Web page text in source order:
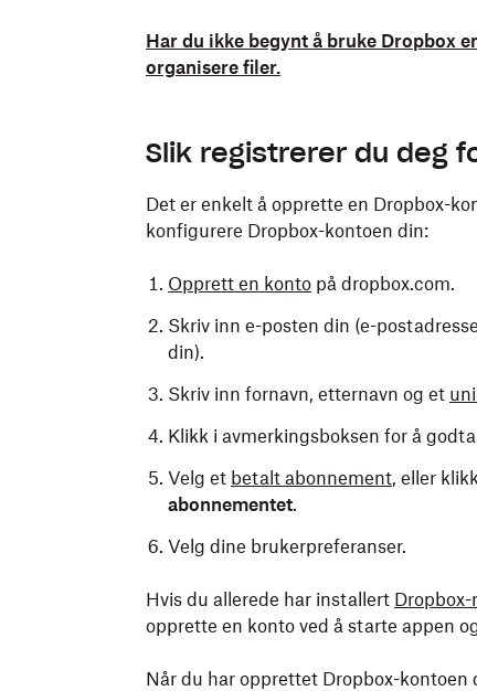
Har du ikke begynt å bruke Dropbox
organisere filer.
Slik registrerer du deg
Det er enkelt å opprette en Dropbox-
konfigurere Dropbox-kontoen din:
Opprett en konto på dropbox.com.
Skriv inn e-posten din (e-
din).
Skriv inn fornavn, etternavn og et
Klikk i avmerkingsboksen for å godta
Velg et betalt abonnement, eller
abonnementet.
Velg dine brukerpreferanser.
Hvis du allerede har installert
opprette en konto ved å starte appen
Når du har opprettet Dropbox-kontoen